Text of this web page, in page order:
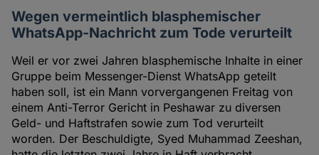
Wegen vermeintlich blasphemischer
WhatsApp-Nachricht zum Tode verurteilt
Weil er vor zwei Jahren blasphemische Inhalte in einer
Gruppe beim Messenger-Dienst WhatsApp geteilt
haben soll, ist ein Mann vorvergangenen Freitag von
einem Anti-Terror Gericht in Peshawar zu diversen
Geld- und Haftstrafen sowie zum Tod verurteilt
worden. Der Beschuldigte, Syed Muhammad Zeeshan,